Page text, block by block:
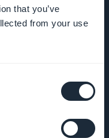
that you’ve
from your use